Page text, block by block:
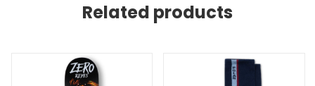
Related products